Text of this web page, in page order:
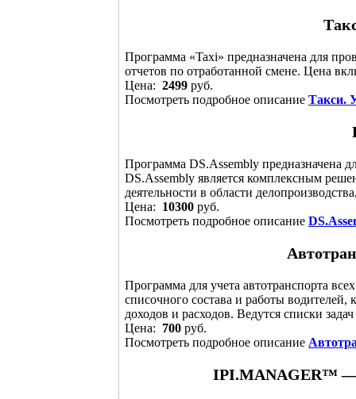
Программа «Taxi» предназначена для
отчетов по отработанной смене. Цена
Цена: 2499 руб.
Посмотреть подробное описание Такси.
Программа DS.Assembly предназначена
DS.Assembly является комплексным
деятельности в области
Цена: 10300 руб.
Посмотреть подробное описание
Программа для учета автотранспорта
списочного состава и работы
доходов и расходов. Ведутся списки
Цена: 700 руб.
Посмотреть подробное описание
IPI.MANAGER™ —